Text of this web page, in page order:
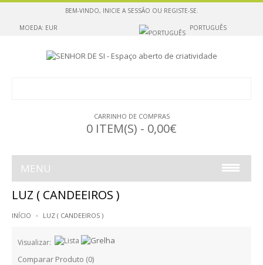
BEM-VINDO, INICIE A SESSÃO OU REGISTE-SE.
MOEDA: EUR PORTUGUÊS
CARRINHO DE COMPRAS
0 ITEM(S) - 0,00€
MENU
ESCULTURAS PARA SUSPENDER
ESCULTURAS PARA POUSAR
ESCULTURAS PARA POUSAR OU SUSPENDER
LUZ ( CANDEEIROS )
INÍCIO LUZ ( CANDEEIROS )
Visualizar:
Comparar Produto (0)